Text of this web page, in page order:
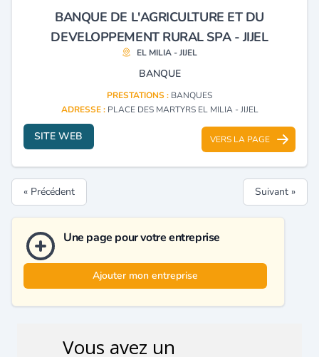
BANQUE DE L'AGRICULTURE ET DU
DEVELOPPEMENT RURAL SPA - JIJEL
EL MILIA - JIJEL
BANQUE
PRESTATIONS : BANQUES
ADRESSE : PLACE DES MARTYRS EL MILIA - JIJEL
SITE WEB VERS LA PAGE
« Précédent Suivant »
Une page pour votre entreprise
Ajouter mon entreprise